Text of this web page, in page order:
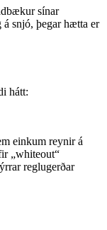
sínar
snjó, þegar hætta er
hátt:
einkum reynir á
„whiteout“
reglugerðar